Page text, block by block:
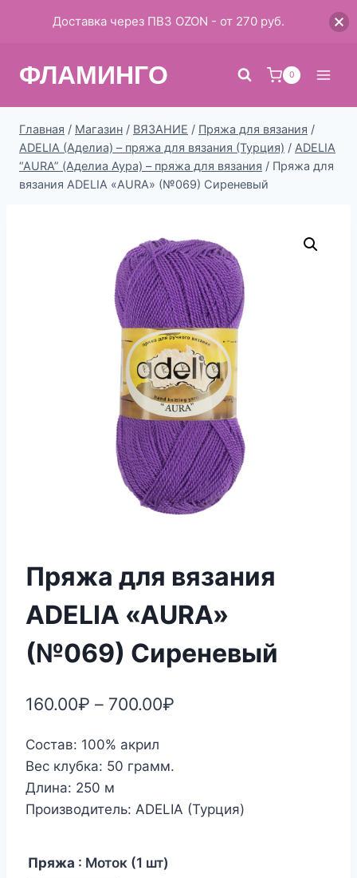
ФЛАМИНГО 0
Главная / Магазин / ВЯЗАНИЕ / Пряжа для вязания /
ADELIA (Аделиа) – пряжа для вязания (Турция) / ADELIA
“AURA” (Аделиа Аура) – пряжа для вязания / Пряжа для
вязания ADELIA «AURA» (№069) Сиреневый
Пряжа для вязания
ADELIA «AURA»
(№069) Сиреневый
160.00₽ – 700.00₽
Состав: 100% акрил
Вес клубка: 50 грамм.
Длина: 250 м
Производитель: ADELIA (Турция)
Пряжа : Моток (1 шт)
Доставка через ПВЗ OZON - от 270 руб.